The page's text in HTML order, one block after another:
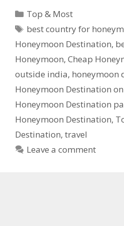
Categories
Top & Most
Tags
best country for
Honeymoon Destination,
Honeymoon, Cheap
outside india, honeymoon
Honeymoon Destination
Honeymoon Destination
Honeymoon Destination,
Destination, travel
Leave a comment